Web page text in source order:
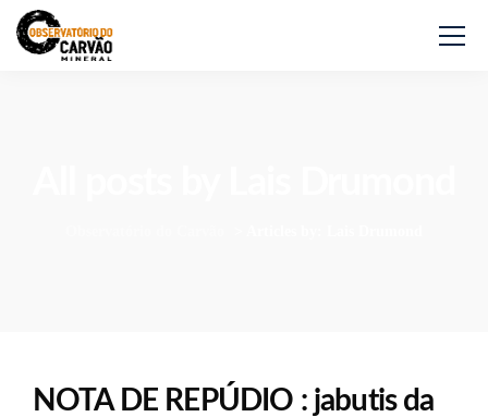
NOTA DE REPÚDIO : jabutis da